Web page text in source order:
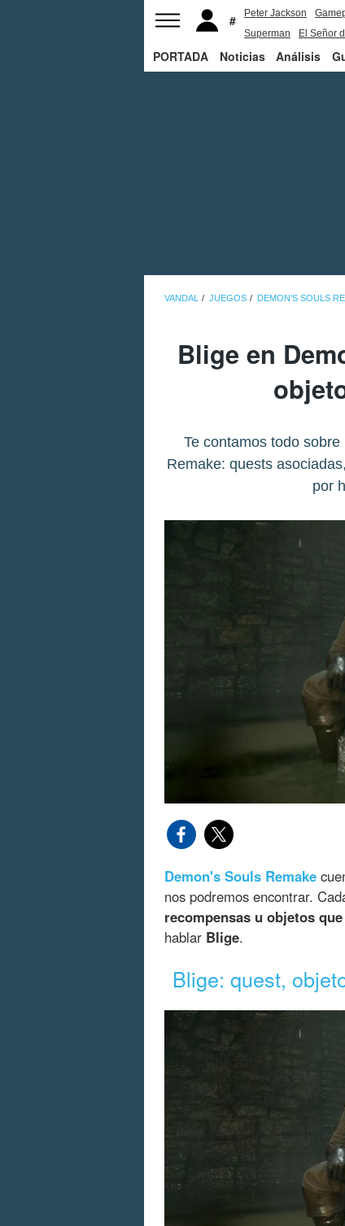
Peter Jackson
Superman
El Señor
PORTADA Noticias Análisis
VANDAL JUEGOS DEMON'S SOULS
Blige en
Te contamos todo
Remake: quests
por
Demon's Souls Remake
nos podremos encontrar.
recompensas u objetos
hablar Blige.
Blige: quest,